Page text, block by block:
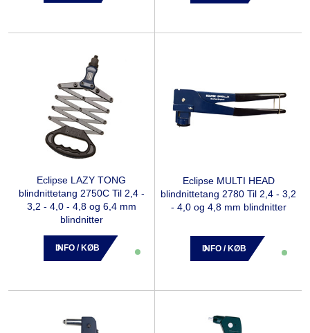
Eclipse LAZY TONG
blindnittetang 2750C Til 2,4 -
3,2 - 4,0 - 4,8 og 6,4 mm
blindnitter
INFO / KØB
Eclipse MULTI HEAD
blindnittetang 2780 Til 2,4 - 3,2
- 4,0 og 4,8 mm blindnitter
INFO / KØB